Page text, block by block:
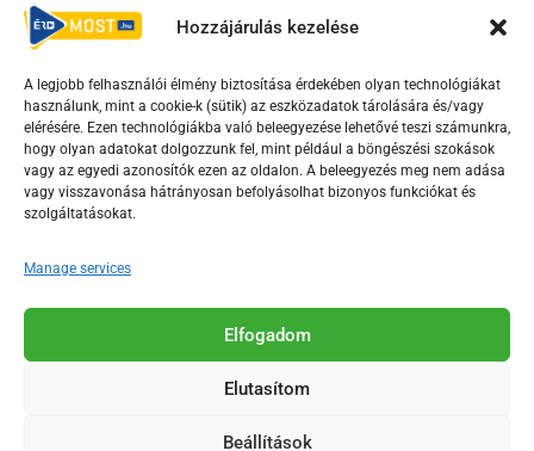
Hozzájárulás kezelése
A legjobb felhasználói élmény biztosítása érdekében olyan technológiákat
használunk, mint a cookie-k (sütik) az eszközadatok tárolására és/vagy
elérésére. Ezen technológiákba való beleegyezése lehetővé teszi számunkra,
hogy olyan adatokat dolgozzunk fel, mint például a böngészési szokások
vagy az egyedi azonosítók ezen az oldalon. A beleegyezés meg nem adása
vagy visszavonása hátrányosan befolyásolhat bizonyos funkciókat és
szolgáltatásokat.
Manage services
Elfogadom
Elutasítom
Beállítások
Irányelvek Moderálási szabályzat
F
a
c
e
o
o
-
Y
o
u
t
b
e
s
T
i
k
Az Érd Média médiaszolgáltatási tevékenységét a
Médiatanács a Magyar Média Mecenatúra program